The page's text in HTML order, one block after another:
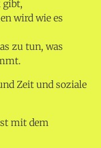
gibt,
wird wie es
zu tun, was
Zeit und soziale
mit dem